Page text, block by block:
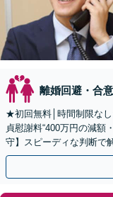
離婚回避・合
★初回無料│時間制限な
貞慰謝料“400万円の減額
守】スピーディな判断で
ドバイス。離婚調停／養